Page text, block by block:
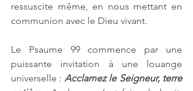
ressuscite même, en nous mettant en
communion avec le Dieu vivant.
Le Psaume 99 commence par une
puissante invitation à une louange
universelle : Acclamez le Seigneur, terre